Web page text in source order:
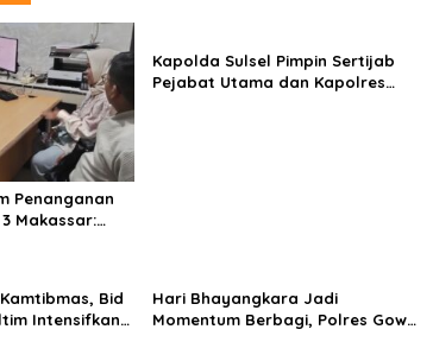
Penanganan
Makassar:
Kapolda Sulsel Pimpin Sertijab
Pejabat Utama dan Kapolres
Bid
Intensifkan
Hari Bhayangkara Jadi
Momentum Berbagi, Polres Gowa